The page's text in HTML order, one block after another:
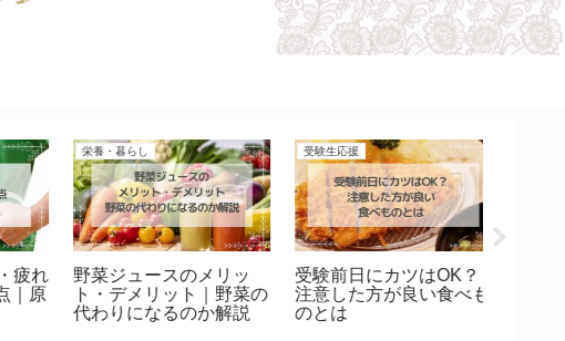
ピ
栄養・暮らし
五大栄養素を学ぼう！身
体の基盤を支える栄養学
栄養・暮らし
【続編】初心者さんでも
簡単！赤しそで梅干しに
色づけする手順